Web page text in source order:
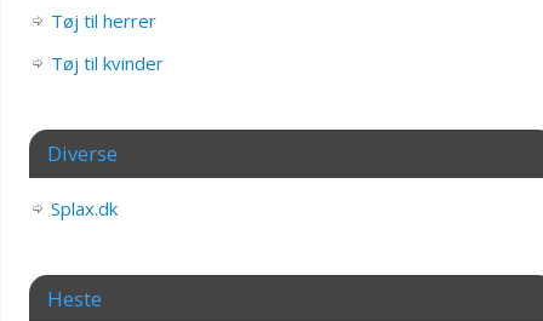
Tøj til herrer
Tøj til kvinder
Diverse
Splax.dk
Heste